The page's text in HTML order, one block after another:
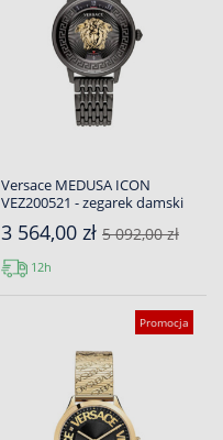
Versace MEDUSA ICON
VEZ200521 - zegarek damski
3 564,00 zł 5 092,00 zł
12h
Promocja